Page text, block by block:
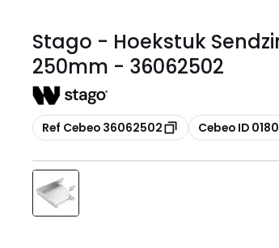
Stago - Hoekstuk
250mm - 36062502
Kopiëren
Ref Cebeo 36062502 Kopiëren
Cebeo ID